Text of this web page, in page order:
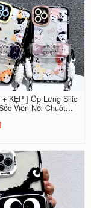
+ KẸP ] Ốp Lưng Silic
Viền Nổi Chuột...